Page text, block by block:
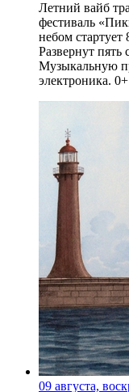
Летний вайб
фестиваль
небом стартует
Развернут
Музыкальную
электроника. 0+
09 августа,